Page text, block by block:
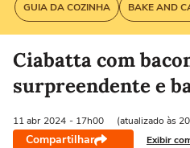
GUIA DA COZINHA BAKE AND
Ciabatta com
surpreendente e
11 abr 2024 - 17h00 (atualizado às
Compartilhar Exibir